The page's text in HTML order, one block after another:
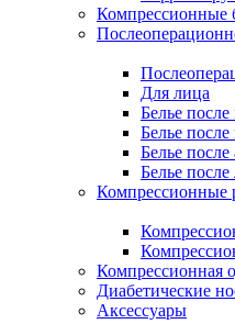
Компрессионные
Для лица
Белье
Белье
Белье
Белье
Компрессионные
Компрессионная
Диабетические
Аксессуары